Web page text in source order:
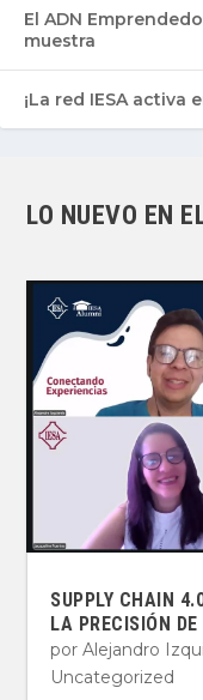
El ADN
muestra
¡La red IESA activa
LO NUEVO EN
SUPPLY CHAIN
LA PRECISIÓN
porAlejandro
Uncategorized